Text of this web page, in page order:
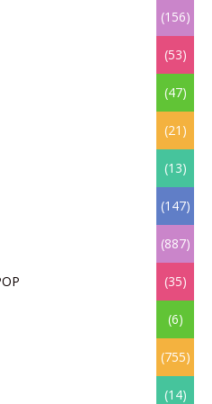
(156)
(53)
(47)
(21)
(13)
(147)
(887)
(35)
(6)
(755)
(14)